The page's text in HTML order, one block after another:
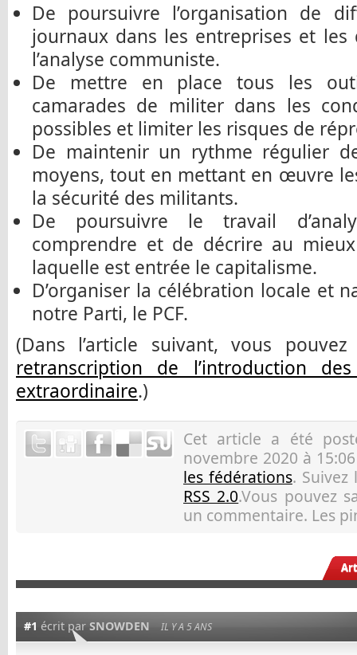
De poursuivre l’organisation de
journaux dans les entreprises et
l’analyse communiste.
De mettre en place tous les
camarades de militer dans les
possibles et limiter les risques de
De maintenir un rythme régulier
moyens, tout en mettant en œuvre
la sécurité des militants.
De poursuivre le travail
comprendre et de décrire au
laquelle est entrée le capitalisme.
D’organiser la célébration locale et
notre Parti, le PCF.
(Dans l’article suivant, vous
retranscription de l’introduction
extraordinaire.)
Cet article a été
novembre 2020 à
les fédérations. Suivez
RSS 2.0.Vous pouvez
un commentaire. Les
#1 écrit par SNOWDEN IL Y A 5 ANS